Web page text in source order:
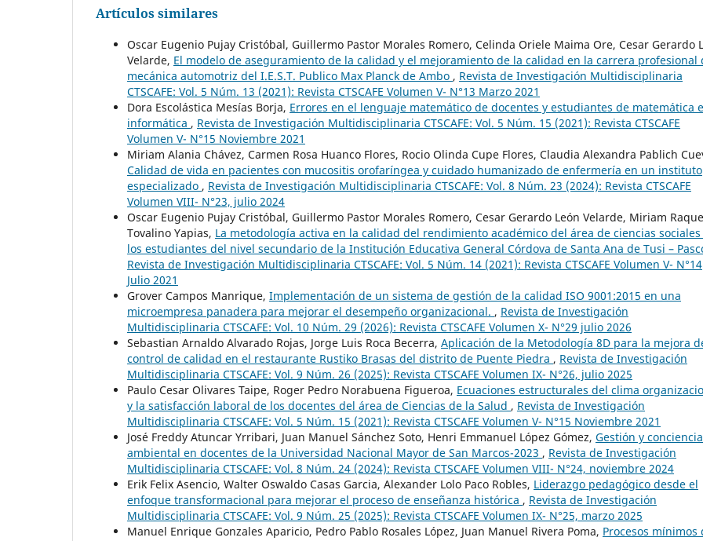
Artículos similares
Oscar Eugenio Pujay Cristóbal, Guillermo Pastor Morales Romero, Celinda Oriele Maima Ore, Cesar Gerardo
Velarde, El modelo de aseguramiento de la calidad y el mejoramiento de la calidad en la carrera profesional
mecánica automotriz del I.E.S.T. Publico Max Planck de Ambo , Revista de Investigación Multidisciplinaria
CTSCAFE: Vol. 5 Núm. 13 (2021): Revista CTSCAFE Volumen V- N°13 Marzo 2021
Dora Escolástica Mesías Borja, Errores en el lenguaje matemático de docentes y estudiantes de matemática e
informática , Revista de Investigación Multidisciplinaria CTSCAFE: Vol. 5 Núm. 15 (2021): Revista CTSCAFE
Volumen V- N°15 Noviembre 2021
Miriam Alania Chávez, Carmen Rosa Huanco Flores, Rocio Olinda Cupe Flores, Claudia Alexandra Pablich
Calidad de vida en pacientes con mucositis orofaríngea y cuidado humanizado de enfermería en un instituto
especializado , Revista de Investigación Multidisciplinaria CTSCAFE: Vol. 8 Núm. 23 (2024): Revista CTSCAFE
Volumen VIII- N°23, julio 2024
Oscar Eugenio Pujay Cristóbal, Guillermo Pastor Morales Romero, Cesar Gerardo León Velarde, Miriam
Tovalino Yapias, La metodología activa en la calidad del rendimiento académico del área de ciencias sociales
los estudiantes del nivel secundario de la Institución Educativa General Córdova de Santa Ana de Tusi –
Revista de Investigación Multidisciplinaria CTSCAFE: Vol. 5 Núm. 14 (2021): Revista CTSCAFE Volumen V- N°14
Julio 2021
Grover Campos Manrique, Implementación de un sistema de gestión de la calidad ISO 9001:2015 en una
microempresa panadera para mejorar el desempeño organizacional. , Revista de Investigación
Multidisciplinaria CTSCAFE: Vol. 10 Núm. 29 (2026): Revista CTSCAFE Volumen X- N°29 julio 2026
Sebastian Arnaldo Alvarado Rojas, Jorge Luis Roca Becerra, Aplicación de la Metodología 8D para la mejora
control de calidad en el restaurante Rustiko Brasas del distrito de Puente Piedra , Revista de Investigación
Multidisciplinaria CTSCAFE: Vol. 9 Núm. 26 (2025): Revista CTSCAFE Volumen IX- N°26, julio 2025
Paulo Cesar Olivares Taipe, Roger Pedro Norabuena Figueroa, Ecuaciones estructurales del clima
y la satisfacción laboral de los docentes del área de Ciencias de la Salud , Revista de Investigación
Multidisciplinaria CTSCAFE: Vol. 5 Núm. 15 (2021): Revista CTSCAFE Volumen V- N°15 Noviembre 2021
José Freddy Atuncar Yrribari, Juan Manuel Sánchez Soto, Henri Emmanuel López Gómez, Gestión y conciencia
ambiental en docentes de la Universidad Nacional Mayor de San Marcos-2023 , Revista de Investigación
Multidisciplinaria CTSCAFE: Vol. 8 Núm. 24 (2024): Revista CTSCAFE Volumen VIII- N°24, noviembre 2024
Erik Felix Asencio, Walter Oswaldo Casas Garcia, Alexander Lolo Paco Robles, Liderazgo pedagógico desde el
enfoque transformacional para mejorar el proceso de enseñanza histórica , Revista de Investigación
Multidisciplinaria CTSCAFE: Vol. 9 Núm. 25 (2025): Revista CTSCAFE Volumen IX- N°25, marzo 2025
Manuel Enrique Gonzales Aparicio, Pedro Pablo Rosales López, Juan Manuel Rivera Poma, Procesos mínimos